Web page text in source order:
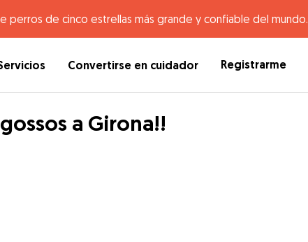
de cinco estrellas más grande y confiable del mundo.
Convertirse en cuidador Registrarme
a Girona!!